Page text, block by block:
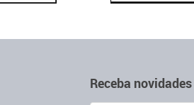
Receba novidades